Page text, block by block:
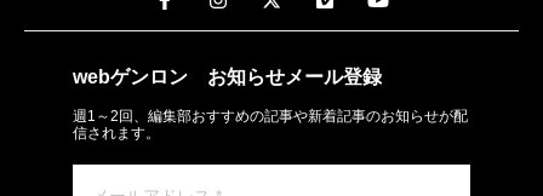
webゲンロン お知らせメール登録
週1～2回、編集部おすすめの記事や新着記事のお知らせが配
信されます。